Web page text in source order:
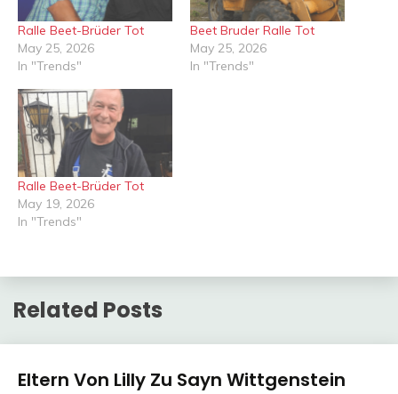
Ralle Beet-Brüder Tot
May 25, 2026
In "Trends"
Beet Bruder Ralle Tot
May 25, 2026
In "Trends"
Ralle Beet-Brüder Tot
May 19, 2026
In "Trends"
Related Posts
Trends
Eltern Von Lilly Zu Sayn Wittgenstein